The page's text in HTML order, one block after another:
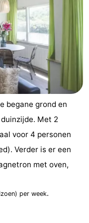
begane grond en
Met 2
voor 4 personen
Verder is er een
met oven,
per week.